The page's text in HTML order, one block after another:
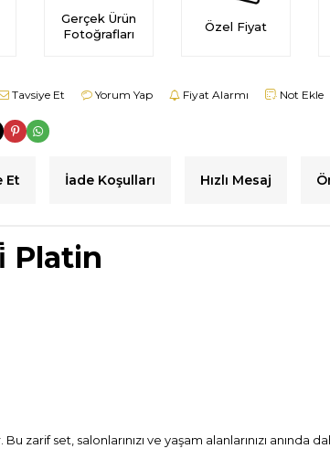
Gerçek Ürün
Fotoğrafları
Özel Fiyat
Tavsiye Et Yorum Yap Fiyat Alarmı Not Ekle
Et İade Koşulları Hızlı Mesaj
Platin
set, salonlarınızı ve yaşam alanlarınızı anında